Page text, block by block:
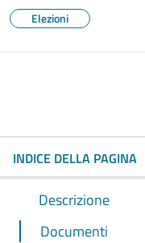
Elezioni
INDICE DELLA PAGINA
Descrizione
Documenti